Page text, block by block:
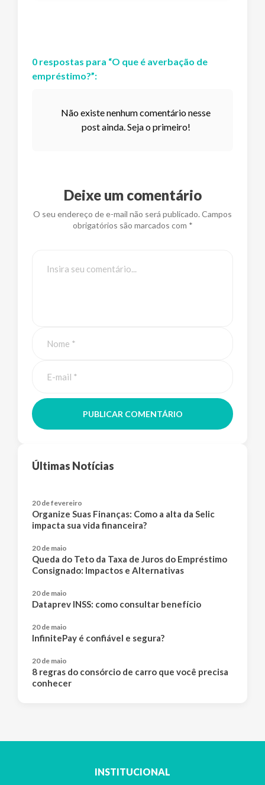
0 respostas para “O que é averbação de
empréstimo?”:
Não existe nenhum comentário nesse
post ainda. Seja o primeiro!
Deixe um comentário
O seu endereço de e-mail não será publicado. Campos
obrigatórios são marcados com *
PUBLICAR COMENTÁRIO
Últimas Notícias
20 de fevereiro
Organize Suas Finanças: Como a alta da Selic
impacta sua vida financeira?
20 de maio
Queda do Teto da Taxa de Juros do Empréstimo
Consignado: Impactos e Alternativas
20 de maio
Dataprev INSS: como consultar benefício
20 de maio
InfinitePay é confiável e segura?
20 de maio
8 regras do consórcio de carro que você precisa
conhecer
INSTITUCIONAL